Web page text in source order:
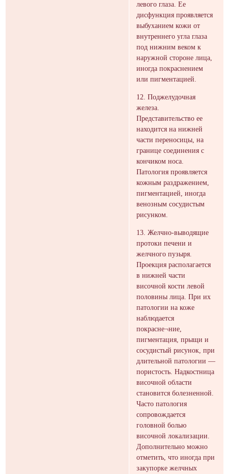
левого глаза. Ее
дисфункция проявляется
выбуханием кожи от
внутреннего угла глаза
под нижним веком к
наружной стороне лица,
иногда покраснением
или пигментацией.
12. Поджелудочная
железа.
Представительство ее
находится на нижней
части переносицы, на
границе соединения с
кончиком носа.
Патология проявляется
кожным раздражением,
пигментацией, иногда
венозным сосудистым
рисунком.
13. Желчно-выводящие
протоки печени и
желчного пузыря.
Проекция располагается
в нижней части
височной кости левой
половины лица. При их
патологии на коже
наблюдается
покрасне¬ние,
пигментация, прыщи и
сосудистый рисунок, при
длительной патологии —
пористость. Надкостница
височной области
становится болезненной.
Часто патология
сопровождается
головной болью
височной локализации.
Дополнительно можно
отметить, что иногда при
закупорке желчных